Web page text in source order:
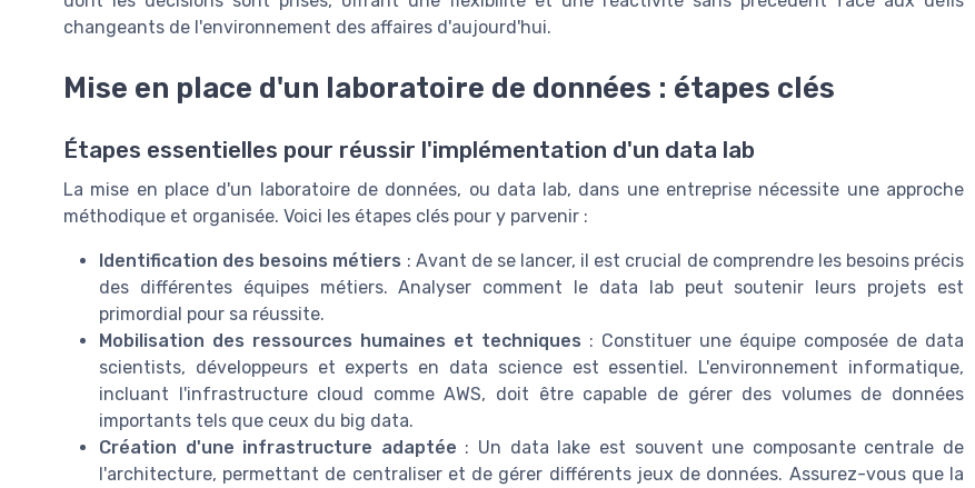
changeants de l'environnement des affaires d'aujourd'hui.
Mise en place d'un laboratoire de données : étapes clés
Étapes essentielles pour réussir l'implémentation d'un data lab
La mise en place d'un laboratoire de données, ou data lab, dans une entreprise nécessite une approche
méthodique et organisée. Voici les étapes clés pour y parvenir :
Identification des besoins métiers : Avant de se lancer, il est crucial de comprendre les besoins précis
des différentes équipes métiers. Analyser comment le data lab peut soutenir leurs projets est
primordial pour sa réussite.
Mobilisation des ressources humaines et techniques : Constituer une équipe composée de data
scientists, développeurs et experts en data science est essentiel. L'environnement informatique,
incluant l'infrastructure cloud comme AWS, doit être capable de gérer des volumes de données
importants tels que ceux du big data.
Création d'une infrastructure adaptée : Un data lake est souvent une composante centrale de
l'architecture, permettant de centraliser et de gérer différents jeux de données. Assurez-vous que la